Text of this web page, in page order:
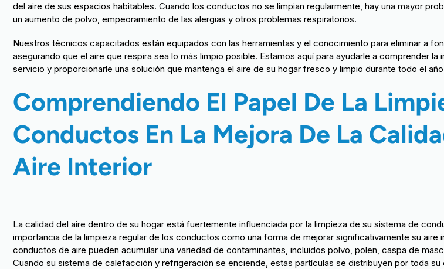
del aire de sus espacios habitables. Cuando los conductos no se limpian regularmente, hay una mayor
un aumento de polvo, empeoramiento de las alergias y otros problemas respiratorios.
Nuestros técnicos capacitados están equipados con las herramientas y el conocimiento para eliminar a
asegurando que el aire que respira sea lo más limpio posible. Estamos aquí para ayudarle a comprender la
servicio y proporcionarle una solución que mantenga el aire de su hogar fresco y limpio durante todo el
Comprendiendo El Papel De La
Conductos En La Mejora De La
Aire Interior
La calidad del aire dentro de su hogar está fuertemente influenciada por la limpieza de su sistema de
importancia de la limpieza regular de los conductos como una forma de mejorar significativamente su aire
conductos de aire pueden acumular una variedad de contaminantes, incluidos polvo, polen, caspa de
Cuando su sistema de calefacción y refrigeración se enciende, estas partículas se distribuyen por toda su